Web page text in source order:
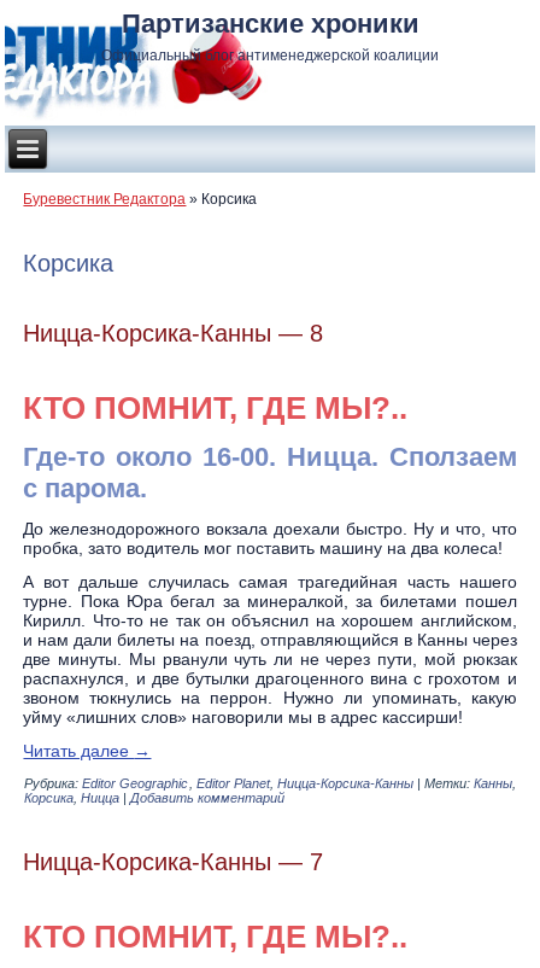
Партизанские хроники
Официальный блог антименеджерской коалиции
Буревестник Редактора » Корсика
Корсика
Ницца-Корсика-Канны — 8
КТО ПОМНИТ, ГДЕ МЫ?..
Где-то около 16-00. Ницца. Сползаем
с парома.
До железнодорожного вокзала доехали быстро. Ну и что, что
пробка, зато водитель мог поставить машину на два колеса!
А вот дальше случилась самая трагедийная часть нашего
турне. Пока Юра бегал за минералкой, за билетами пошел
Кирилл. Что-то не так он объяснил на хорошем английском,
и нам дали билеты на поезд, отправляющийся в Канны через
две минуты. Мы рванули чуть ли не через пути, мой рюкзак
распахнулся, и две бутылки драгоценного вина с грохотом и
звоном тюкнулись на перрон. Нужно ли упоминать, какую
уйму «лишних слов» наговорили мы в адрес кассирши!
Читать далее →
Рубрика: Editor Geographic Editor Planet, Ницца-Корсика-Канны| Метки: Канны,
Корсика ,Ницца |Добавить комментарий
Ницца-Корсика-Канны — 7
КТО ПОМНИТ, ГДЕ МЫ?..